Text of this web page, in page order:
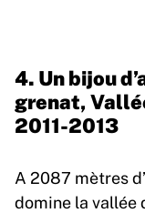
4. Un bijou
grenat,
2011-2013
A 2087 mètres
domine la vallée